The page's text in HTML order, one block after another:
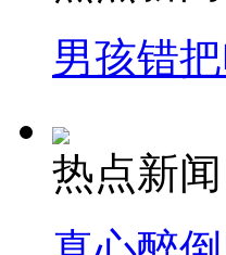
男孩错
热点新闻